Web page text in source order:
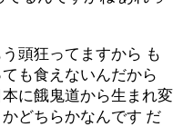
頭狂ってますから も
も食えないんだから
に餓鬼道から生まれ変
どちらかなんです だ